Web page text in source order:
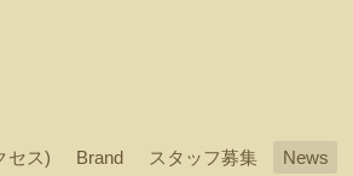
セス) Brand スタッフ募集 News